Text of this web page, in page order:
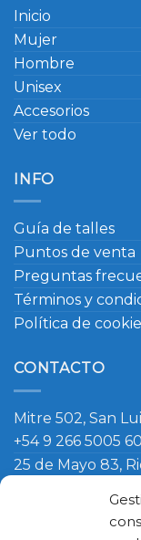
Inicio
Mujer
Hombre
Unisex
Accesorios
Ver todo
INFO
Guía de talles
Puntos de venta
Preguntas
Términos y
Política de
CONTACTO
Mitre 502, San
+54 9 266 5005
25 de Mayo 83,